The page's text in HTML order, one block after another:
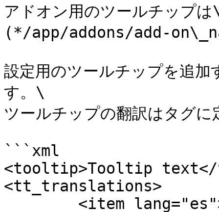
アドオン用のツールチッ
(*/app/addons/add-
設定用のツールチップを追加
す。\
ツールチップの翻訳はタグ
```xml
<tooltip>Tooltip
<tt_translations>